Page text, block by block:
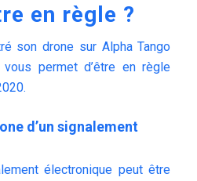
en règle ?
son drone sur Alpha Tango
permet d’être en règle
d’un signalement
électronique peut être